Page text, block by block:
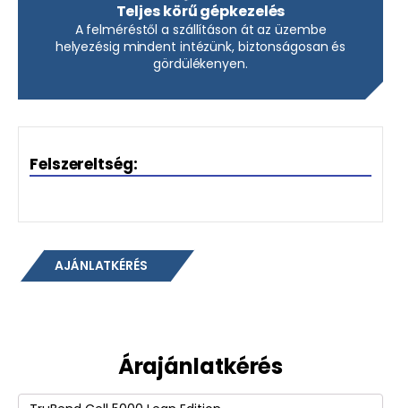
Teljes körű gépkezelés
A felméréstől a szállításon át az üzembe
helyezésig mindent intézünk, biztonságosan és
gördülékenyen.
Felszereltség:
AJÁNLATKÉRÉS
Árajánlatkérés
Termék(Required)